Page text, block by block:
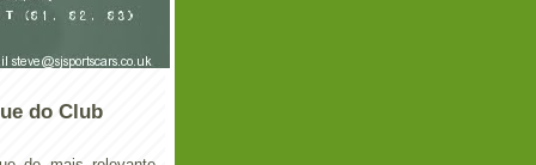
do Club